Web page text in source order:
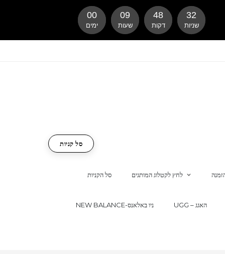
סל הקניות לחץ לקטלוג המותגים
NEW BALANCE-ניו באלאנס UGG – האגג
סל קניות
00
ימים
09
שעות
48
דקות
32
שניות